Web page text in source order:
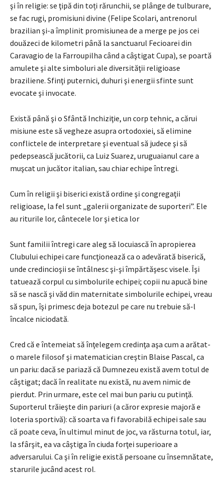
şi în religie: se ţipă din toți rărunchii, se plânge de tulburare,
se fac rugi, promisiuni divine (Felipe Scolari, antrenorul
brazilian şi-a împlinit promisiunea de a merge pe jos cei
douăzeci de kilometri până la sanctuarul Fecioarei din
Caravagio de la Farroupilha când a câştigat Cupa), se poartă
amulete şi alte simboluri ale diversităţii religioase
braziliene. Sfinţi puternici, duhuri şi energii sfinte sunt
evocate şi invocate.
Există până şi o Sfântă Inchiziţie, un corp tehnic, a cărui
misiune este să vegheze asupra ortodoxiei, să elimine
conflictele de interpretare şi eventual să judece şi să
pedepsească jucătorii, ca Luiz Suarez, uruguaianul care a
muşcat un jucător italian, sau chiar echipe întregi.
Cum în religii şi biserici există ordine şi congregaţii
religioase, la fel sunt „galerii organizate de suporteri”. Ele
au riturile lor, cântecele lor şi etica lor
Sunt familii întregi care aleg să locuiască în apropierea
Clubului echipei care funcţionează ca o adevărată biserică,
unde credincioşii se întâlnesc şi-şi împărtăşesc visele. Îşi
tatuează corpul cu simbolurile echipei; copii nu apucă bine
să se nască şi văd din maternitate simbolurile echipei, vreau
să spun, îşi primesc deja botezul pe care nu trebuie să-l
încalce niciodată.
Cred că e întemeiat să înţelegem credinţa aşa cum a arătat-
o marele filosof şi matematician creştin Blaise Pascal, ca
un pariu: dacă se pariază că Dumnezeu există avem totul de
câştigat; dacă în realitate nu există, nu avem nimic de
pierdut. Prin urmare, este cel mai bun pariu cu putinţă.
Suporterul trăieşte din pariuri (a căror expresie majoră e
loteria sportivă): că soarta va fi favorabilă echipei sale sau
că poate ceva, în ultimul minut de joc, va răsturna totul, iar,
la sfârşit, ea va câştiga în ciuda forţei superioare a
adversarului. Ca şi în religie există persoane cu însemnătate,
starurile jucând acest rol.